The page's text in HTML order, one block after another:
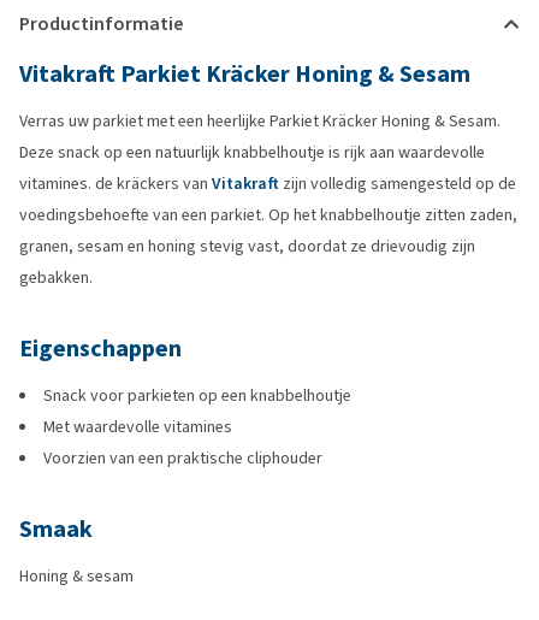
Productinformatie
Vitakraft Parkiet Kräcker Honing & Sesam
Verras uw parkiet met een heerlijke Parkiet Kräcker Honing & Sesam.
Deze snack op een natuurlijk knabbelhoutje is rijk aan waardevolle
vitamines. de kräckers van Vitakraft zijn volledig samengesteld op de
voedingsbehoefte van een parkiet. Op het knabbelhoutje zitten zaden,
granen, sesam en honing stevig vast, doordat ze drievoudig zijn
gebakken.
Eigenschappen
Snack voor parkieten op een knabbelhoutje
Met waardevolle vitamines
Voorzien van een praktische cliphouder
Smaak
Honing & sesam